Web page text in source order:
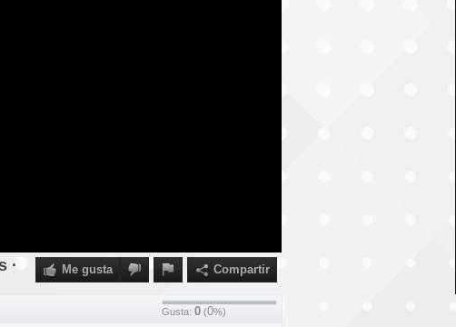
Me gusta Compartir
·
Gusta: 0 (0%)